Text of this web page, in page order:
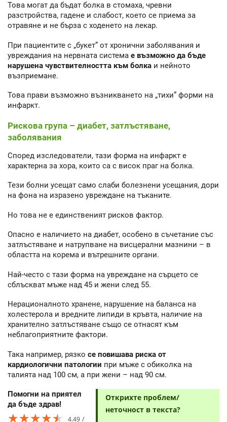
Това могат да бъдат болка в стомаха, чревни
разстройства, гадене и слабост, което се приема за
отравяне и не бърза с ходенето на лекар.
При пациентите с „букет” от хронични заболявания и
увреждания на нервната система е възможно да бъде
нарушена чувствителността към болка и нейното
възприемане.
Това прави възможно възникването на „тихи” форми на
инфаркт.
Рискова група – диабет, затлъстяване,
заболявания
Според изследователи, тази форма на инфаркт е
характерна за хора, които са с висок праг на болка.
Тези болни усещат само слаби болезнени усещания, дори
на фона на изразено увреждане на тъканите.
Но това не е единственият рисков фактор.
Опасно е наличието на диабет, особено в съчетание със
затлъстяване и натрупване на висцерални мазнини – в
областта на корема и вътрешните органи.
Най-често с тази форма на увреждане на сърцето се
сблъскват мъже над 45 и жени след 55.
Нерационалното хранене, нарушение на баланса на
холестерола и вредните липиди в кръвта, наличие на
хранително затлъстяване също се отнасят към
неблагоприятните фактори.
Така например, рязко се повишава риска от
кардиологични патологии при мъже с обиколка на
талията над 100 см, а при жени – над 90 см.
Помогни на приятел
да бъде здрав!
★★★★★
★★★★★
★★★★★ 4.49
Открихте проблем/
неточност в текста?